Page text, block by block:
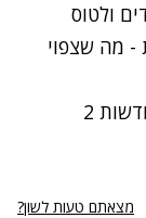
ולטוס
- מה שצפוי
רוצים לקבל עדכונים נוספים? הצטרפו לחדשות 2
מצאתם טעות לשון?